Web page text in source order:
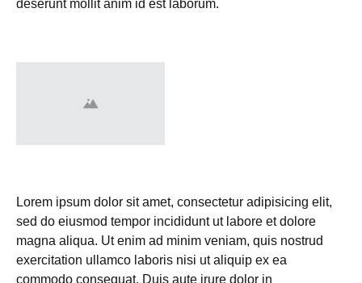
deserunt mollit anim id est laborum.
Lorem ipsum dolor sit amet, consectetur adipisicing elit,
sed do eiusmod tempor incididunt ut labore et dolore
magna aliqua. Ut enim ad minim veniam, quis nostrud
exercitation ullamco laboris nisi ut aliquip ex ea
commodo consequat. Duis aute irure dolor in